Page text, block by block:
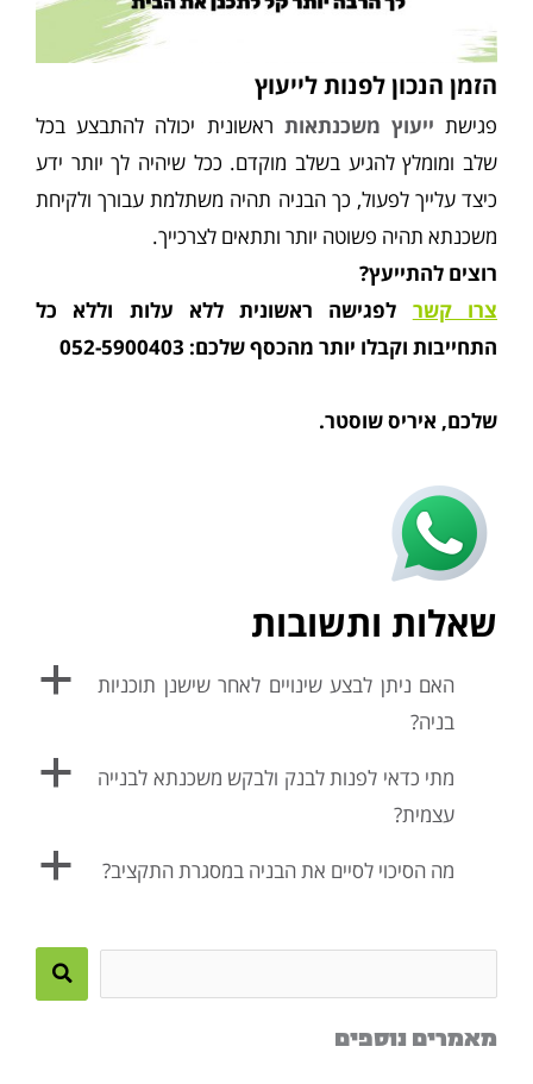
this
site
מאמרים נוספים
הזמן הנכון לפנות לייעוץ
פגישת ייעוץ משכנתאות ראשונית יכולה להתבצע בכל
שלב ומומלץ להגיע בשלב מוקדם. ככל שיהיה לך יותר ידע
כיצד עלייך לפעול, כך הבניה תהיה משתלמת עבורך ולקיחת
משכנתא תהיה פשוטה יותר ותתאים לצרכייך.
רוצים להתייעץ?
צרו קשר לפגישה ראשונית ללא עלות וללא כל
התחייבות וקבלו יותר מהכסף שלכם: 052-5900403
שלכם, איריס שוסטר.
שאלות ותשובות
a
האם ניתן לבצע שינויים לאחר שישנן תוכניות
בניה?
a
מתי כדאי לפנות לבנק ולבקש משכנתא לבנייה
עצמית?
a מה הסיכוי לסיים את הבניה במסגרת התקציב?